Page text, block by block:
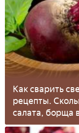
Как сварить
рецепты.
салата, борща